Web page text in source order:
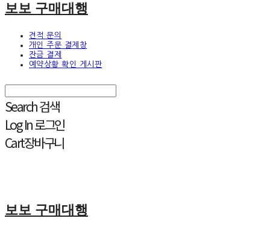
보보 구매대행
견적 문의
개인 주문 결제창
잔금 결제
예약상황 확인 게시판
Search검색
Log In로그인
Cart장바구니
보보 구매대행